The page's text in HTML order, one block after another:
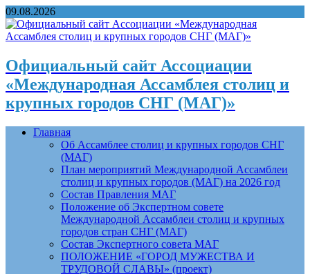
09.08.2026
Официальный сайт Ассоциации
«Международная Ассамблея столиц и
крупных городов СНГ (МАГ)»
Главная
Об Ассамблее столиц и крупных городов СНГ
(МАГ)
План мероприятий Международной Ассамблеи
столиц и крупных городов (МАГ) на 2026 год
Состав Правления МАГ
Положение об Экспертном совете
Международной Ассамблеи столиц и крупных
городов стран СНГ (МАГ)
Состав Экспертного совета МАГ
ПОЛОЖЕНИЕ «ГОРОД МУЖЕСТВА И
ТРУДОВОЙ СЛАВЫ» (проект)